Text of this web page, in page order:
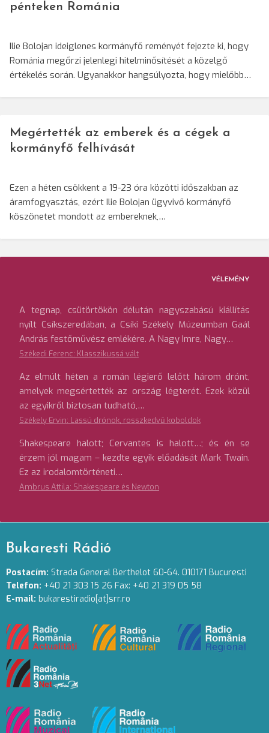
pénteken Románia
Ilie Bolojan ideiglenes kormányfő reményét fejezte ki, hogy
Románia megőrzi jelenlegi hitelminősítését a közelgő
értékelés során. Ugyanakkor hangsúlyozta, hogy mielőbb…
Megértették az emberek és a cégek a
kormányfő felhívását
Ezen a héten csökkent a 19-23 óra közötti időszakban az
áramfogyasztás, ezért Ilie Bolojan ügyvivő kormányfő
köszönetet mondott az embereknek,…
VÉLEMÉNY
A tegnap, csütörtökön délután nagyszabású kiállítás
nyílt Csíkszeredában, a Csíki Székely Múzeumban Gaál
András festőművész emlékére. A Nagy Imre, Nagy…
Székedi Ferenc: Klasszikussá vált
Az elmúlt héten a román légierő lelőtt három drónt,
amelyek megsértették az ország légterét. Ezek közül
az egyikről biztosan tudható,…
Székely Ervin: Lassú drónok, rosszkedvű koboldok
Shakespeare halott; Cervantes is halott…; és én se
érzem jól magam – kezdte egyik előadását Mark Twain.
Ez az irodalomtörténeti…
Ambrus Attila: Shakespeare és Newton
Bukaresti Rádió
Postacím: Strada General Berthelot 60-64. 010171 Bucuresti
Telefon: +40 21 303 15 26 Fax: +40 21 319 05 58
E-mail: bukarestiradio[at]srr.ro